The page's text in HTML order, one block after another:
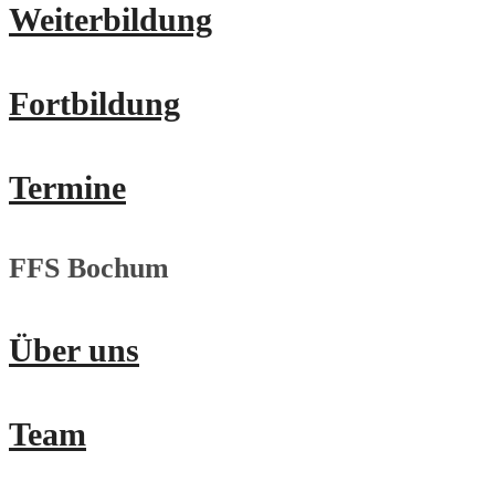
Weiterbildung
Fortbildung
Termine
FFS Bochum
Über uns
Team